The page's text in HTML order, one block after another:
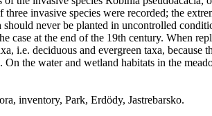
three invasive species were recorded; the
should never be planted in uncontrolled
case at the end of the 19th century. When
i.e. deciduous and evergreen taxa,
On the water and wetland habitats in the
inventory, Park, Erdödy, Jastrebarsko.